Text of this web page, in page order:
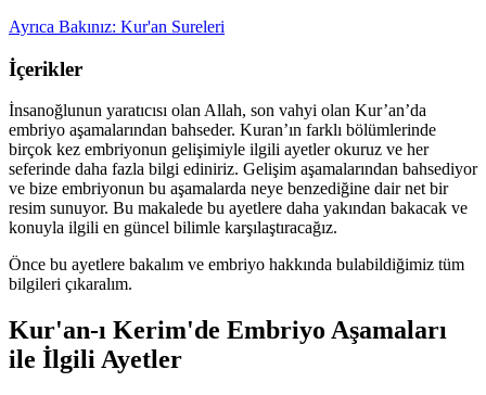
Ayrıca Bakınız: Kur'an Sureleri
İçerikler
İnsanoğlunun yaratıcısı olan Allah, son vahyi olan Kur’an’da
embriyo aşamalarından bahseder. Kuran’ın farklı bölümlerinde
birçok kez embriyonun gelişimiyle ilgili ayetler okuruz ve her
seferinde daha fazla bilgi ediniriz. Gelişim aşamalarından bahsediyor
ve bize embriyonun bu aşamalarda neye benzediğine dair net bir
resim sunuyor. Bu makalede bu ayetlere daha yakından bakacak ve
konuyla ilgili en güncel bilimle karşılaştıracağız.
Önce bu ayetlere bakalım ve embriyo hakkında bulabildiğimiz tüm
bilgileri çıkaralım.
Kur'an-ı Kerim'de Embriyo Aşamaları
ile İlgili Ayetler